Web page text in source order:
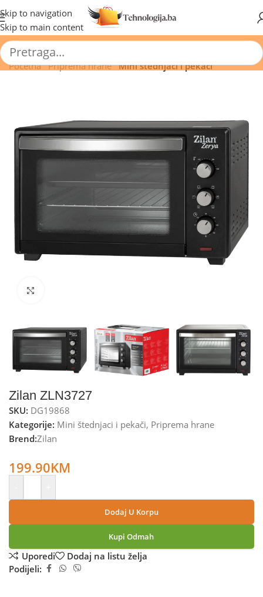
Skip to navigation
Skip to main content
🔥 Pogledajte aktuelne akcije 🔥
Početna/ Priprema hrane/ Mini štednjaci i pekači
Zilan ZLN3727
SKU: DG19868
Kategorije: Mini štednjaci i pekači, Priprema hrane
Brend:Zilan
199.90KM
Dodaj U Korpu
Kupi Odmah
Uporedi
Dodaj na listu želja
Podijeli: